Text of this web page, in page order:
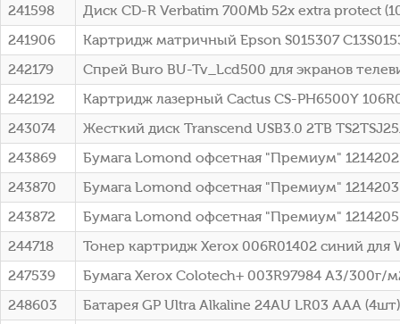
241598
Диск CD-R Verbatim 700Mb 52x extra protect
241906
Картридж матричный Epson S015307
242179
Спрей Buro BU-Tv_Lcd500 для экранов
242192
Картридж лазерный Cactus CS-PH6500Y
243074
Жесткий диск Transcend USB3.0 2TB
243869
Бумага Lomond офсетная "Премиум"
243870
Бумага Lomond офсетная "Премиум"
243872
Бумага Lomond офсетная "Премиум"
244718
Тонер картридж Xerox 006R01402 синий для
247539
Бумага Xerox Colotech+ 003R97984 A3/
248603
Батарея GP Ultra Alkaline 24AU LR03 AAA